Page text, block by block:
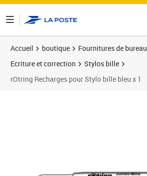
Accueil boutique
Fournitures de bureau
Ecriture et correction
Stylos bille
rOtring Recharges pour Stylo bille bleu x 1